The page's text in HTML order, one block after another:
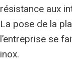
résistance aux
La pose de la
l’entreprise se
inox.